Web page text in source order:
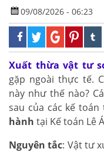
09/08/2026 - 06:23
Xuất thừa vật tư
gặp ngoài thực tế.
này như thế nào?
sau của các kế
hành tại Kế toán Lê
Nguyên tắc: Vật tư